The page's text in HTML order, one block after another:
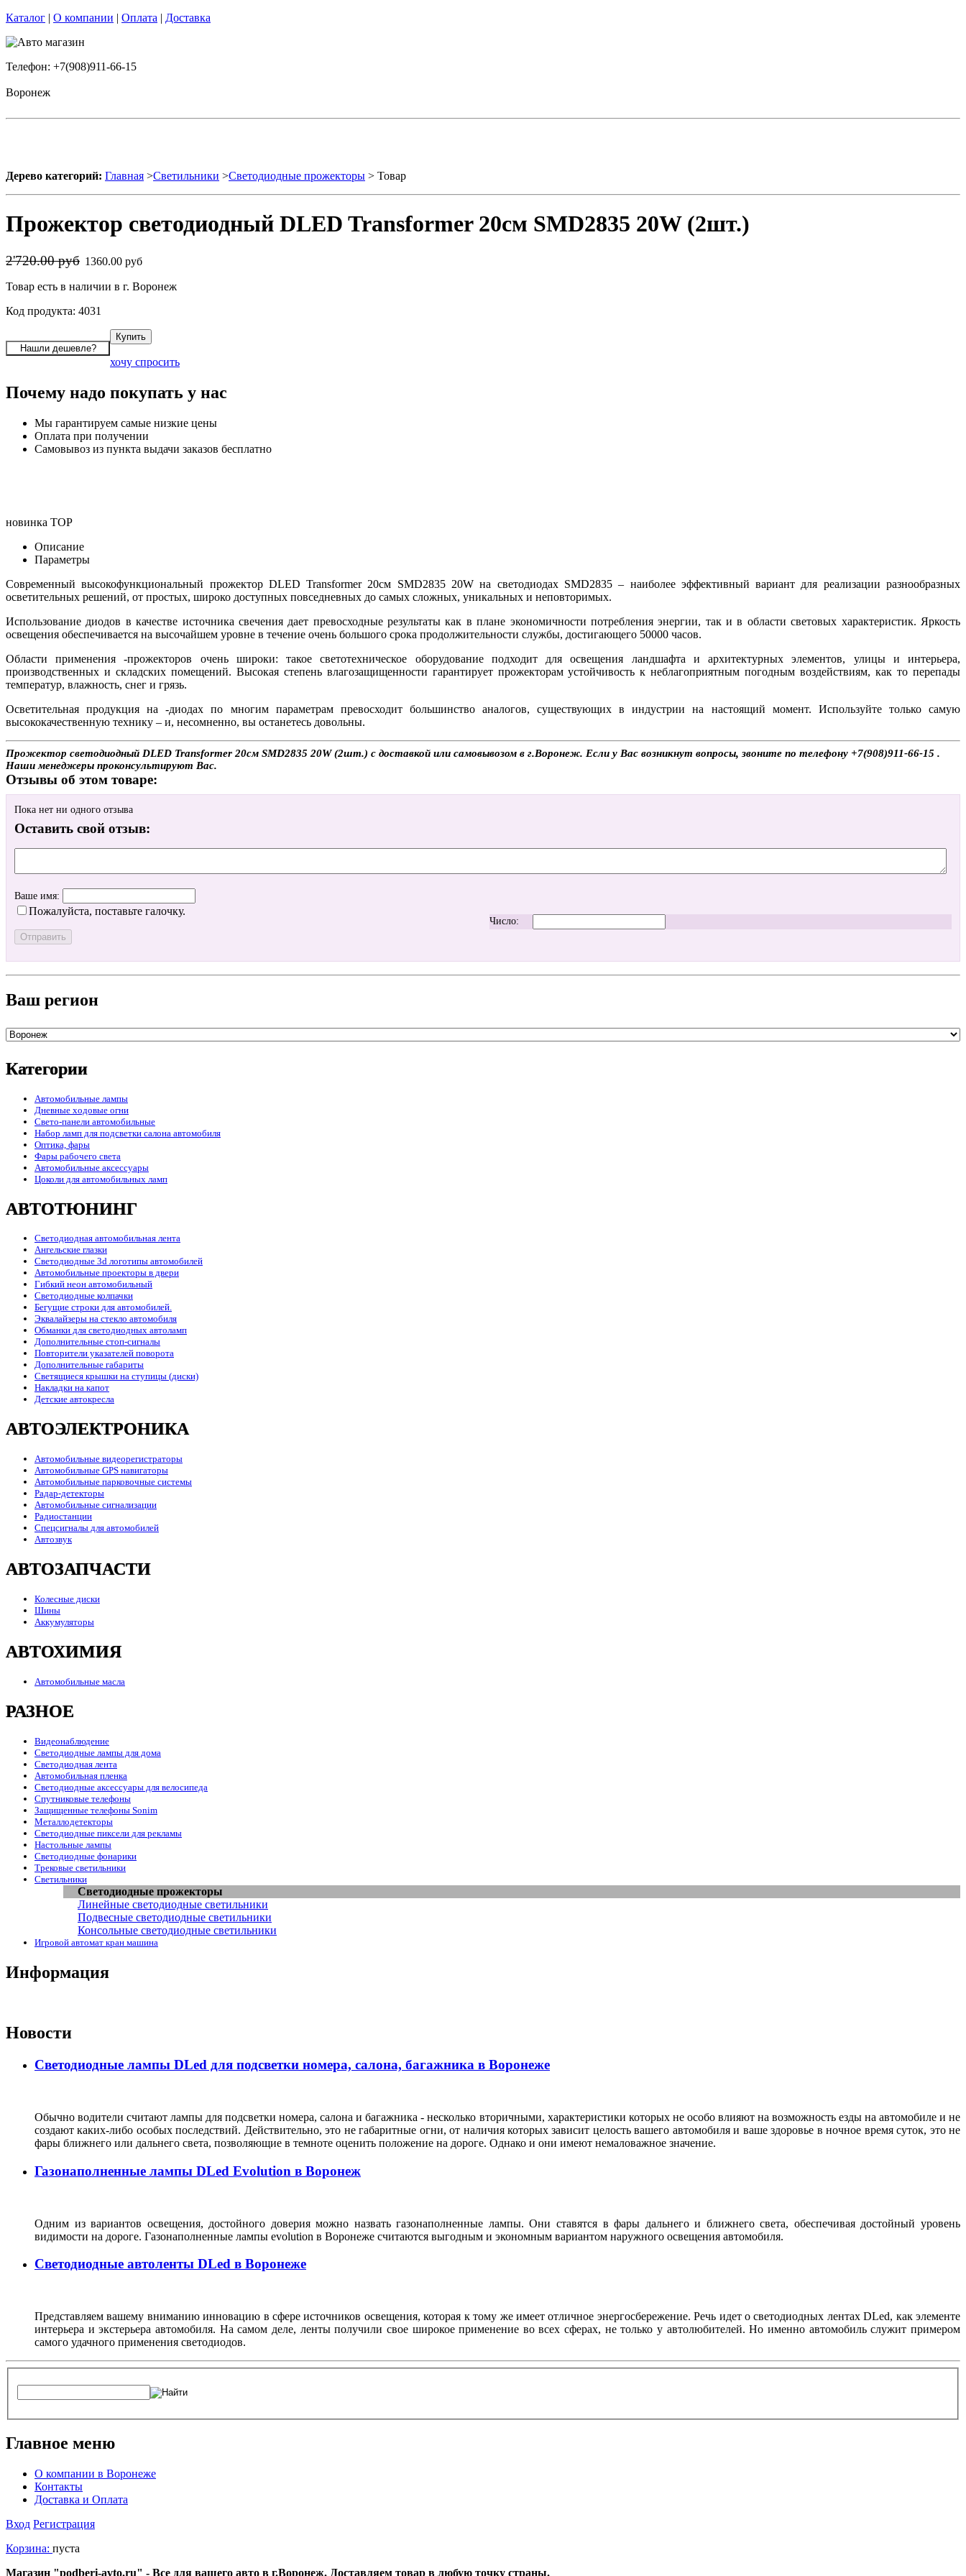
Каталог | О компании | Оплата | Доставка
Телефон: +7(908)911-66-15
Воронеж
Дерево категорий: Главная >Светильники >Светодиодные прожекторы > Товар
Прожектор светодиодный DLED Transformer 20см SMD2835 20W (2шт.)
2'720.00 руб 1360.00 руб
Товар есть в наличии в г. Воронеж
Код продукта: 4031
хочу спросить
Почему надо покупать у нас
Мы гарантируем самые низкие цены
Оплата при получении
Самовывоз из пункта выдачи заказов бесплатно
новинка TOP
Описание
Параметры
Современный высокофункциональный прожектор DLED Transformer 20см SMD2835 20W на светодиодах SMD2835 – наиболее эффективный вариант для реализации разнообразных
осветительных решений, от простых, широко доступных повседневных до самых сложных, уникальных и неповторимых.
Использование диодов в качестве источника свечения дает превосходные результаты как в плане экономичности потребления энергии, так и в области световых характеристик. Яркость
освещения обеспечивается на высочайшем уровне в течение очень большого срока продолжительности службы, достигающего 50000 часов.
Области применения-прожекторов очень широки: такое светотехническое оборудование подходит для освещения ландшафта и архитектурных элементов, улицы и интерьера,
производственных и складских помещений. Высокая степень влагозащищенности гарантирует прожекторам устойчивость к неблагоприятным погодным воздействиям, как то перепады
температур, влажность, снег и грязь.
Осветительная продукция на-диодах по многим параметрам превосходит большинство аналогов, существующих в индустрии на настоящий момент. Используйте только самую
высококачественную технику – и, несомненно, вы останетесь довольны.
Прожектор светодиодный DLED Transformer 20см SMD2835 20W (2шт.) с доставкой или самовывозом в г.Воронеж. Если у Вас возникнут вопросы, звоните по телефону +7(908)911-66-15 .
Наши менеджеры проконсультируют Вас.
Отзывы об этом товаре:
Пока нет ни одного отзыва
Оставить свой отзыв:
Ваше имя:
Пожалуйста, поставьте галочку.
Число:
Ваш регион
Категории
Автомобильные лампы
Дневные ходовые огни
Свето-панели автомобильные
Набор ламп для подсветки салона автомобиля
Оптика, фары
Фары рабочего света
Автомобильные аксессуары
Цоколи для автомобильных ламп
АВТОТЮНИНГ
Светодиодная автомобильная лента
Ангельские глазки
Светодиодные 3d логотипы автомобилей
Автомобильные проекторы в двери
Гибкий неон автомобильный
Светодиодные колпачки
Бегущие строки для автомобилей.
Эквалайзеры на стекло автомобиля
Обманки для светодиодных автоламп
Дополнительные стоп-сигналы
Повторители указателей поворота
Дополнительные габариты
Светящиеся крышки на ступицы (диски)
Накладки на капот
Детские автокресла
АВТОЭЛЕКТРОНИКА
Автомобильные видеорегистраторы
Автомобильные GPS навигаторы
Автомобильные парковочные системы
Радар-детекторы
Автомобильные сигнализации
Радиостанции
Спецсигналы для автомобилей
Автозвук
АВТОЗАПЧАСТИ
Колесные диски
Шины
Аккумуляторы
АВТОХИМИЯ
Автомобильные масла
РАЗНОЕ
Видеонаблюдение
Светодиодные лампы для дома
Светодиодная лента
Автомобильная пленка
Светодиодные аксессуары для велосипеда
Спутниковые телефоны
Защищенные телефоны Sonim
Металлодетекторы
Светодиодные пиксели для рекламы
Настольные лампы
Светодиодные фонарики
Трековые светильники
Светильники
Светодиодные прожекторы
Линейные светодиодные светильники
Подвесные светодиодные светильники
Консольные светодиодные светильники
Игровой автомат кран машина
Информация
Новости
Светодиодные лампы DLed для подсветки номера, салона, багажника в Воронеже
Обычно водители считают лампы для подсветки номера, салона и багажника - несколько вторичными, характеристики которых не особо влияют на возможность езды на автомобиле и не
создают каких-либо особых последствий. Действительно, это не габаритные огни, от наличия которых зависит целость вашего автомобиля и ваше здоровье в ночное время суток, это не
фары ближнего или дальнего света, позволяющие в темноте оценить положение на дороге. Однако и они имеют немаловажное значение.
Газонаполненные лампы DLed Evolution в Воронеж
Одним из вариантов освещения, достойного доверия можно назвать газонаполненные лампы. Они ставятся в фары дальнего и ближнего света, обеспечивая достойный уровень
видимости на дороге. Газонаполненные лампы evolution в Воронеже считаются выгодным и экономным вариантом наружного освещения автомобиля.
Светодиодные автоленты DLed в Воронеже
Представляем вашему вниманию инновацию в сфере источников освещения, которая к тому же имеет отличное энергосбережение. Речь идет о светодиодных лентах DLed, как элементе
интерьера и экстерьера автомобиля. На самом деле, ленты получили свое широкое применение во всех сферах, не только у автолюбителей. Но именно автомобиль служит примером
самого удачного применения светодиодов.
Главное меню
О компании в Воронеже
Контакты
Доставка и Оплата
Вход Регистрация
Корзина: пуста
Магазин "podberi-avto.ru" - Все для вашего авто в г.Воронеж. Доставляем товар в любую точку страны.